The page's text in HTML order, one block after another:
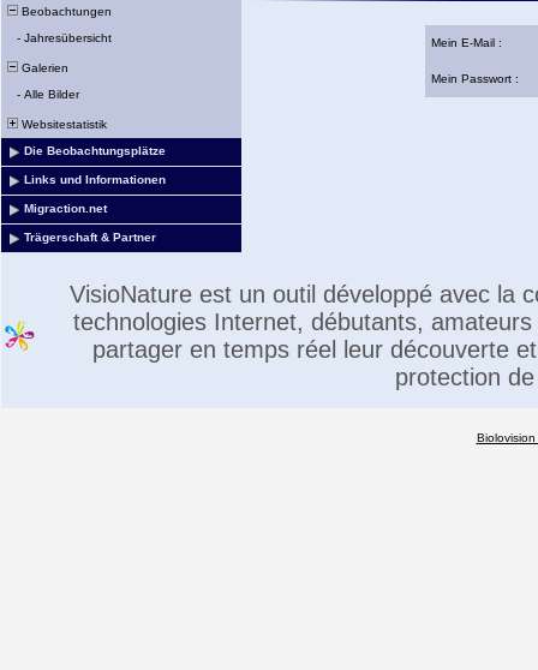
Beobachtungen
- Jahresübersicht
Galerien
- Alle Bilder
Websitestatistik
Die Beobachtungsplätze
Links und Informationen
Migraction.net
Trägerschaft & Partner
Mein E-Mail :
Mein Passwort :
VisioNature est un outil développé avec la
technologies Internet, débutants,
partager en temps réel leur découverte
protection
Biolovision